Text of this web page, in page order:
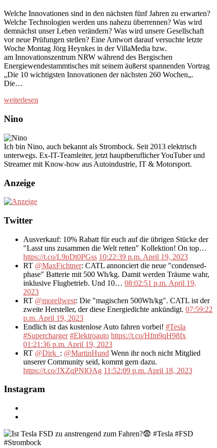
Welche Innovationen sind in den nächsten fünf Jahren zu erwarten?
Welche Technologien werden uns nahezu überrennen? Was wird
demnächst unser Leben verändern? Was wird unsere Gesellschaft
vor neue Prüfungen stellen? Eine Antwort darauf versuchte letzte
Woche Montag Jörg Heynkes in der VillaMedia bzw.
am Innovationszentrum NRW während des Bergischen
Energiewendestammtisches mit seinem äußerst spannenden Vortrag
„Die 10 wichtigsten Innovationen der nächsten 260 Wochen„.
Die…
weiterlesen
Nino
Ich bin Nino, auch bekannt als Strombock. Seit 2013 elektrisch
unterwegs. Ex-IT-Teamleiter, jetzt hauptberuflicher YouTuber und
Streamer mit Know-how aus Autoindustrie, IT & Motorsport.
Anzeige
Twitter
Ausverkauf: 10% Rabatt für euch auf die übrigen Stücke der
"Lasst uns zusammen die Welt retten" Kollektion! On top…
https://t.co/L9pDt0PGss 10:22:39 p.m. April 19, 2023
RT @MaxFichtner: CATL annonciert die neue "condensed-
phase" Batterie mit 500 Wh/kg. Damit werden Träume wahr,
inklusive Flugbetrieb. Und 10… 08:02:51 p.m. April 19,
2023
RT @morellwest: Die "magischen 500Wh/kg". CATL ist der
zweite Hersteller, der diese Energiedichte ankündigt. 07:59:22
p.m. April 19, 2023
Endlich ist das kostenlose Auto fahren vorbei! #Tesla
#Supercharger #Elektroauto https://t.co/Hfm9qH98fx
01:21:36 p.m. April 19, 2023
RT @Dirk_ : @MartinHund Wenn ihr noch nicht Mitglied
unserer Community seid, kommt gern dazu.
https://t.co/JXZqPNlOAg 11:52:09 p.m. April 18, 2023
Instagram